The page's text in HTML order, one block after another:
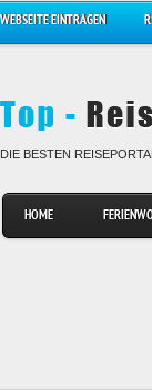
WEBSEITE EINTRAGEN
DIE BESTEN
HOME